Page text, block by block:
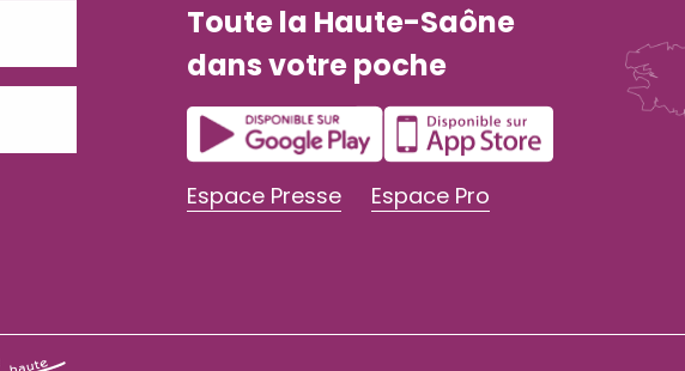
Toute la Haute-Saône
dans votre poche
Espace Presse Espace Pro